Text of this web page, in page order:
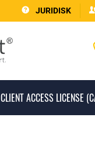
JURIDISK
CLIENT ACCESS LICENSE